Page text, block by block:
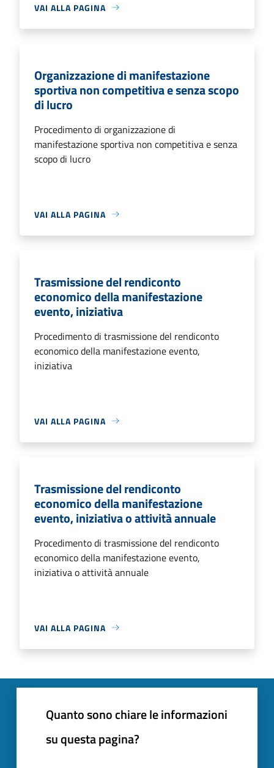
VAI ALLA PAGINA
Organizzazione di manifestazione
sportiva non competitiva e senza scopo
di lucro
Procedimento di organizzazione di
manifestazione sportiva non competitiva e senza
scopo di lucro
VAI ALLA PAGINA
Trasmissione del rendiconto
economico della manifestazione
evento, iniziativa
Procedimento di trasmissione del rendiconto
economico della manifestazione evento,
iniziativa
VAI ALLA PAGINA
Trasmissione del rendiconto
economico della manifestazione
evento, iniziativa o attività annuale
Procedimento di trasmissione del rendiconto
economico della manifestazione evento,
iniziativa o attività annuale
VAI ALLA PAGINA
Quanto sono chiare le informazioni
su questa pagina?